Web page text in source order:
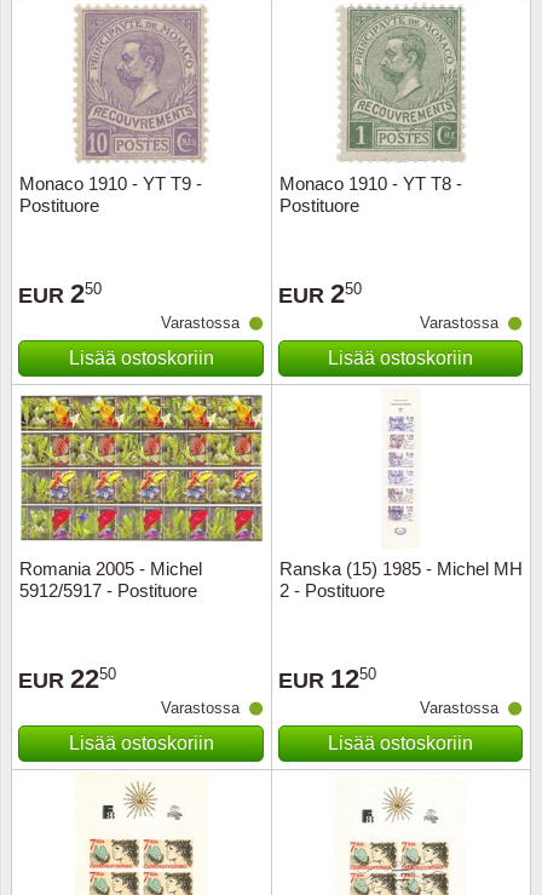
Monaco 1910 - YT T9 -
Postituore
EUR 250
Varastossa
Lisää ostoskoriin
Monaco 1910 - YT T8 -
Postituore
EUR 250
Varastossa
Lisää ostoskoriin
Romania 2005 - Michel
5912/5917 - Postituore
EUR 2250
Varastossa
Lisää ostoskoriin
Ranska (15) 1985 - Michel MH
2 - Postituore
EUR 1250
Varastossa
Lisää ostoskoriin
Sveitsi
Unkari